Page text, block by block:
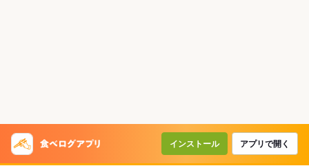
インストール アプリで開く